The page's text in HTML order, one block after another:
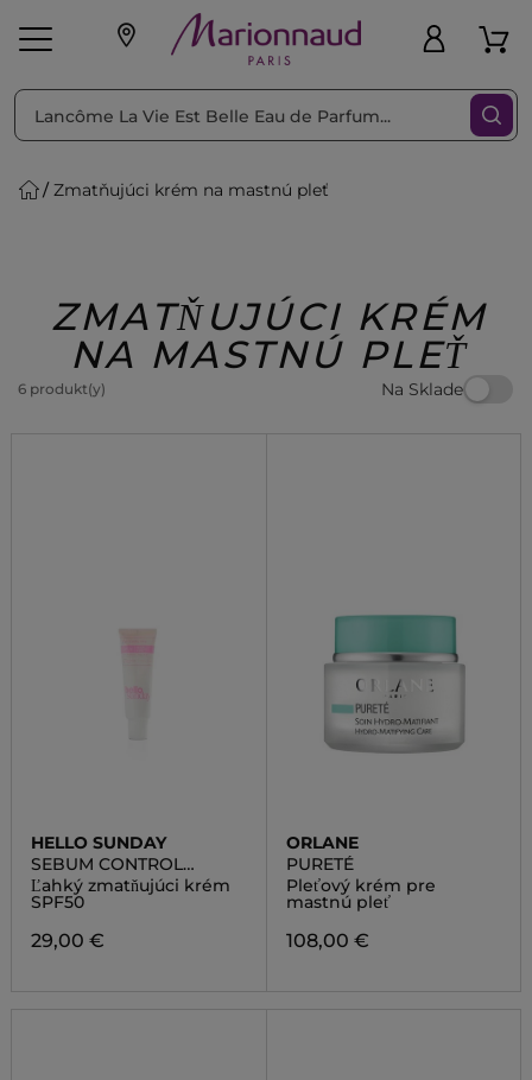
pleť Líčenie Vône
Beauty Zl'avy
Zmatňujúci krém na mastnú pleť
ZMATŇUJÚCI KRÉM
NA MASTNÚ PLEŤ
6 produkt(y) Na Sklade
Triediť podľa Filtrovať
HELLO SUNDAY
SEBUM CONTROL
MOISTURISER SPF50
Ľahký zmatňujúci krém
SPF50
29,00 €
ORLANE
PURETÉ
Pleťový krém pre
mastnú pleť
108,00 €